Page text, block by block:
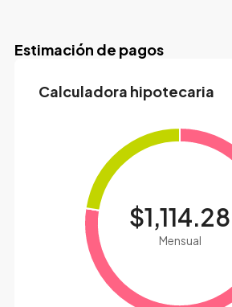
Estimación de pagos
Calculadora hipotecaria
$1,114.28
Mensual